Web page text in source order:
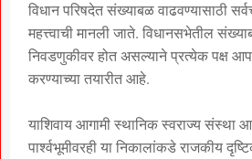
विधान परिषदेत संख्याबळ वाढवण्यासाठी
महत्त्वाची मानली जाते. विधानसभेतील
निवडणुकीवर होत असल्याने प्रत्येक पक्ष
करण्याच्या तयारीत आहे.
याशिवाय आगामी स्थानिक स्वराज्य संस्था
पार्श्वभूमीवरही या निकालांकडे राजकीय